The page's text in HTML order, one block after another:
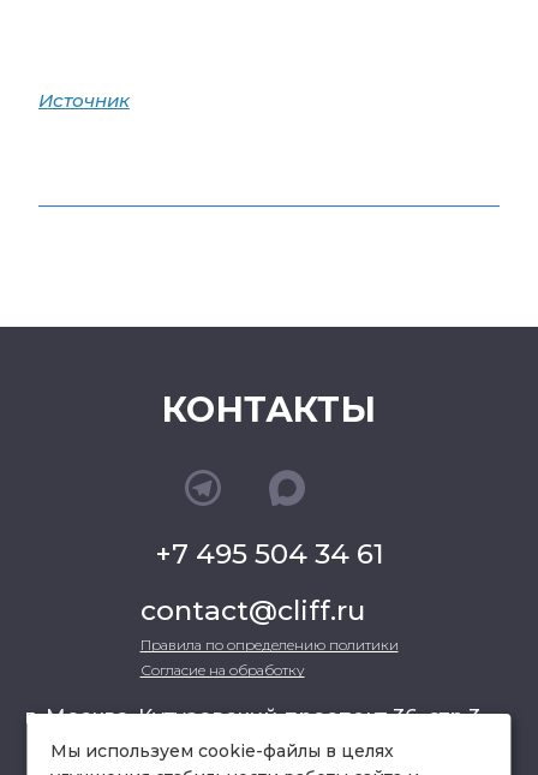
Источник
КОНТАКТЫ
+7 495 504 34 61
contact@cliff.ru
Правила по определению политики
Согласие на обработку
г. Москва, Кутузовский проспект 36, стр.3 ,
офис 301
Мы используем cookie-файлы в целях